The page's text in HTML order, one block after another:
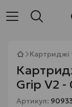
Картриджі
Grip V2
Артикул: